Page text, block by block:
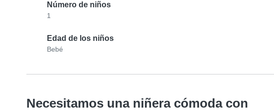
Número de niños
1
Edad de los niños
Bebé
Necesitamos una niñera cómoda con